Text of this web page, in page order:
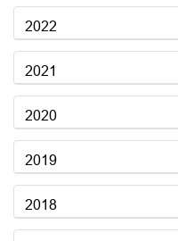
2022
2021
2020
2019
2018